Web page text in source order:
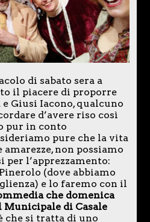
di sabato sera a
il piacere di proporre
Giusi Iacono, qualcuno
d’avere riso così
pur in conto
pure che la vita
amarezze, non possiamo
per l’apprezzamento:
(dove abbiamo
e lo faremo con il
che domenica
Municipale di Casale
che si tratta di uno